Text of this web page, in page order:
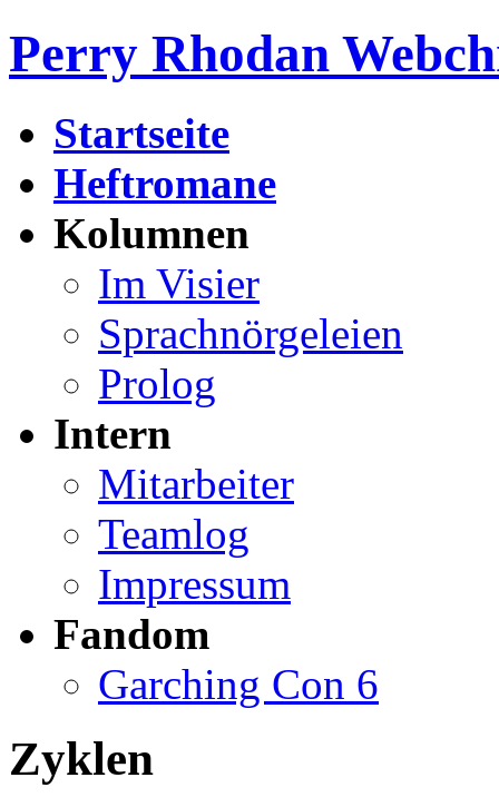
Perry Rhodan
Startseite
Heftromane
Kolumnen
Im Visier
Sprachnörgeleien
Prolog
Intern
Mitarbeiter
Teamlog
Impressum
Fandom
Garching Con 6
Zyklen